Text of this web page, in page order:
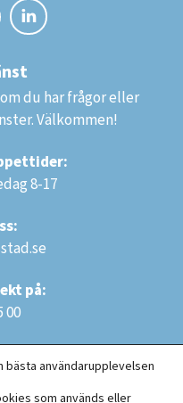
du har frågor eller
Välkommen!
8-17
på:
00
användarupplevelsen
som används eller